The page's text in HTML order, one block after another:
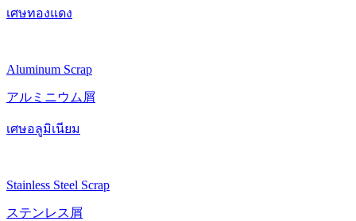
เศษทองแดง
Aluminum Scrap
アルミニウム屑
เศษอลูมิเนียม
Stainless Steel Scrap
ステンレス屑